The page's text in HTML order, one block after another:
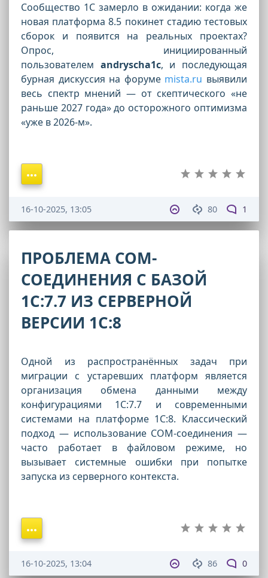
Сообщество 1С замерло в ожидании: когда же
новая платформа 8.5 покинет стадию тестовых
сборок и появится на реальных проектах?
Опрос, инициированный
пользователем andryscha1c, и последующая
бурная дискуссия на форуме mista.ru выявили
весь спектр мнений — от скептического «не
раньше 2027 года» до осторожного оптимизма
«уже в 2026-м».
80 1
16-10-2025, 13:05
ПРОБЛЕМА COM-
СОЕДИНЕНИЯ С БАЗОЙ
1С:7.7 ИЗ СЕРВЕРНОЙ
ВЕРСИИ 1С:8
Одной из распространённых задач при
миграции с устаревших платформ является
организация обмена данными между
конфигурациями 1С:7.7 и современными
системами на платформе 1С:8. Классический
подход — использование COM-соединения —
часто работает в файловом режиме, но
вызывает системные ошибки при попытке
запуска из серверного контекста.
86 0
16-10-2025, 13:04